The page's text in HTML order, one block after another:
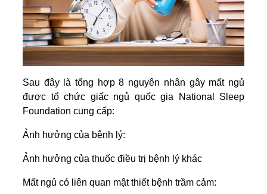
Sau đây là tổng hợp 8 nguyên nhân gây mất ngủ
được tổ chức giấc ngủ quốc gia National Sleep
Foundation cung cấp:
Ảnh hưởng của bệnh lý:
Ảnh hưởng của thuốc điều trị bệnh lý khác
Mất ngủ có liên quan mật thiết bệnh trầm cảm: